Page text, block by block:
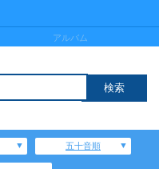
アルバム
五十音順